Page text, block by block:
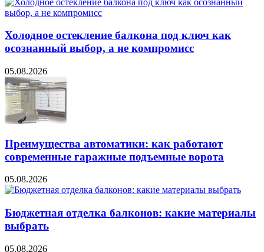
Холодное остекление балкона под ключ как
осознанный выбор, а не компромисс
05.08.2026
Преимущества автоматики: как работают
современные гаражные подъемные ворота
05.08.2026
Бюджетная отделка балконов: какие материалы
выбрать
05.08.2026